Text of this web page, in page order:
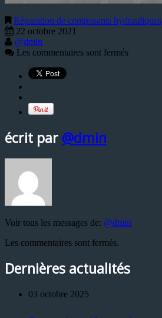
Réparation de composants hydrauliques
22 octobre 2021
@dmin
Les commentaires sont fermés
écrit par @dmin
Voir tous les messages de: @dmin
Les commentaires sont fermés.
Dernières actualités
03 octobre 2025